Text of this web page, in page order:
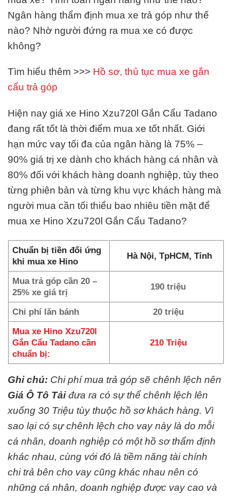
Ngân hàng thẩm định mua xe trả góp như thế
nào? Nhờ người đứng ra mua xe có được
không?
Tìm hiểu thêm >>> Hồ sơ, thủ tục mua xe gắn
cẩu trả góp
Hiện nay giá xe Hino Xzu720l Gắn Cẩu Tadano
đang rất tốt là thời điểm mua xe tốt nhất. Giới
hạn mức vay tối đa của ngân hàng là 75% –
90% giá trị xe dành cho khách hàng cá nhân và
80% đối với khách hàng doanh nghiệp, tùy theo
từng phiên bản và từng khu vực khách hàng mà
người mua cần tối thiểu bao nhiêu tiền mặt để
mua xe Hino Xzu720l Gắn Cẩu Tadano?
Chuẩn bị tiền đối ứng
khi mua xe Hino
Hà Nội, TpHCM, Tỉnh
Mua trả góp cần 20 –
25% xe giá trị
190 triệu
Chi phí lăn bánh
20 triệu
Mua xe Hino Xzu720l
Gắn Cẩu Tadano cần
chuẩn bị:
210 Triệu
Ghi chú: Chi phí mua trả góp sẽ chênh lệch nên
Giá Ô Tô Tảiđưa ra có sự thể chênh lệch lên
xuống 30 Triệu tùy thuộc hồ sơ khách hàng. Vì
sao lại có sự chênh lệch cho vay này là do mỗi
cá nhân, doanh nghiệp có một hồ sơ thẩm định
khác nhau, cùng với đó là tiềm năng tài chính
chi trả bên cho vay cũng khác nhau nên có
những cá nhân, doanh nghiệp được vay cao và